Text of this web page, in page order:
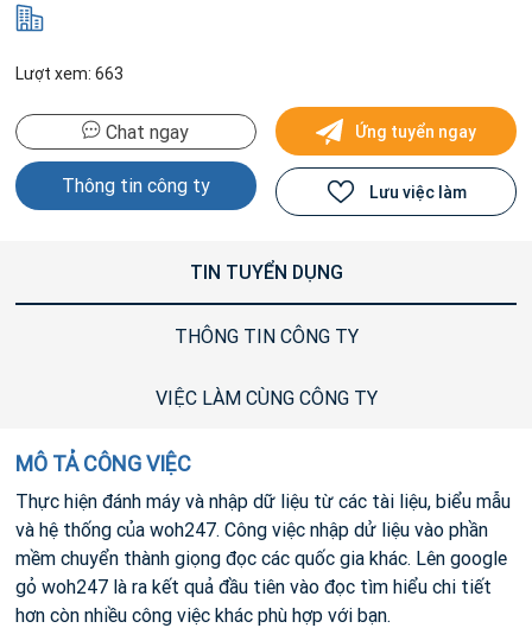
Lượt xem: 663
Chat ngay
Thông tin công ty
Ứng tuyển ngay
Lưu việc làm
TIN TUYỂN DỤNG
THÔNG TIN CÔNG TY
VIỆC LÀM CÙNG CÔNG TY
MÔ TẢ CÔNG VIỆC
Thực hiện đánh máy và nhập dữ liệu từ các tài liệu, biểu mẫu
và hệ thống của woh247. Công việc nhập dử liệu vào phần
mềm chuyển thành giọng đọc các quốc gia khác. Lên google
gỏ woh247 là ra kết quả đầu tiên vào đọc tìm hiểu chi tiết
hơn còn nhiều công việc khác phù hợp với bạn.